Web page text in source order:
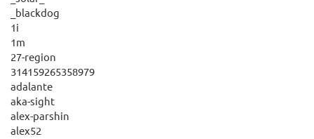
_blackdog
1i
1m
27-region
314159265358979
adalante
aka-sight
alex-parshin
alex52